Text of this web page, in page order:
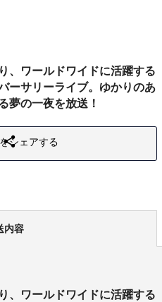
、ワールドワイドに活躍する
ーサリーライブ。ゆかりのあ
夢の一夜を放送！
シェアする
内容
、ワールドワイドに活躍する